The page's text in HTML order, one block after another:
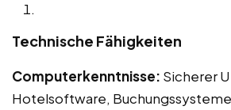
Technische Fähigkeiten
Computerkenntnisse: Sicherer
Hotelsoftware,